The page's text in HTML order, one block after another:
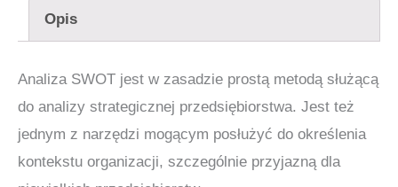
Analizy
SWOT
Opis
Analiza SWOT jest w zasadzie prostą metodą służącą
do analizy strategicznej przedsiębiorstwa. Jest też
jednym z narzędzi mogącym posłużyć do określenia
kontekstu organizacji, szczególnie przyjazną dla